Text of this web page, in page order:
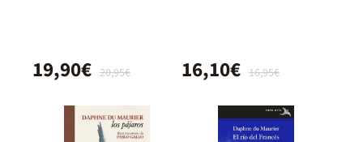
20,95€
19,90€ 16,95€
16,10€